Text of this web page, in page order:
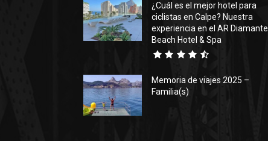
¿Cuál es el mejor hotel para
ciclistas en Calpe? Nuestra
experiencia en el AR Diamante
Beach Hotel & Spa
Memoria de viajes 2025 –
Familia(s)